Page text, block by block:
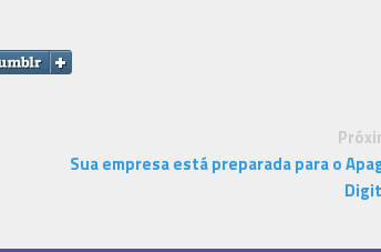
Sua empresa está preparada para o